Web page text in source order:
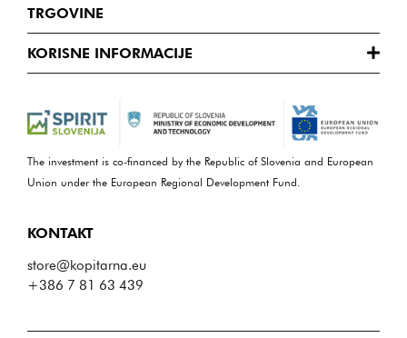
TRGOVINE
KORISNE INFORMACIJE
The investment is co-financed by the Republic of Slovenia and European
Union under the European Regional Development Fund.
KONTAKT
store@kopitarna.eu
+386 7 81 63 439